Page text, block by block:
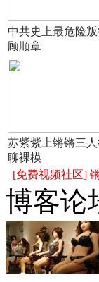
中共史上最危险叛
顾顺章
苏紫紫上锵锵三
聊裸模
[免费视频社区]
博客论